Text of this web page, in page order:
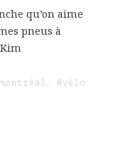
qu’on aime
pneus à
#vélo